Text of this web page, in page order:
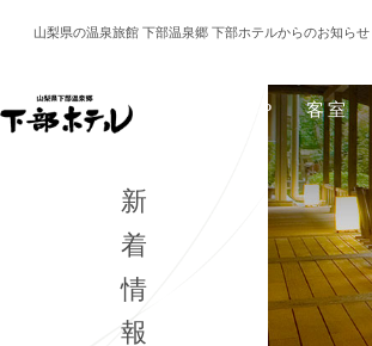
山梨県の温泉旅館 下部温泉郷 下部ホテルからのお知らせ
TOP 客室
新着情報